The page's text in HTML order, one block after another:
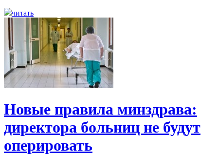
читать
Новые правила минздрава:
директора больниц не будут
оперировать